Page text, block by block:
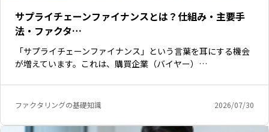
サプライチェーンファイナンスとは？仕組み・主要手
法・ファクタ…
「サプライチェーンファイナンス」という言葉を耳にする機会
が増えています。これは、購買企業（バイヤー）…
ファクタリングの基礎知識 2026/07/30